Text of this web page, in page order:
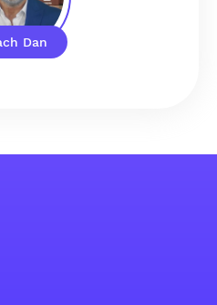
Dan
Account